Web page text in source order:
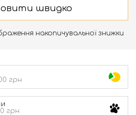
швидко
накопичувальної знижки
грн
грн